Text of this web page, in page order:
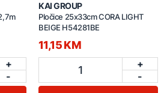
+
-
KAI GROUP
Pločice 25x33cm CORA LIGHT
BEIGE H54281BE
11,15 KM
1
+
-